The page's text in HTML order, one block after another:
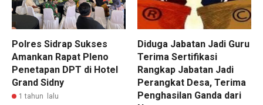
Polres Sidrap Sukses
Amankan Rapat Pleno
Penetapan DPT di Hotel
Grand Sidny
1 tahun lalu
Diduga Jabatan Jadi Guru
Terima Sertifikasi
Rangkap Jabatan Jadi
Perangkat Desa, Terima
Penghasilan Ganda dari